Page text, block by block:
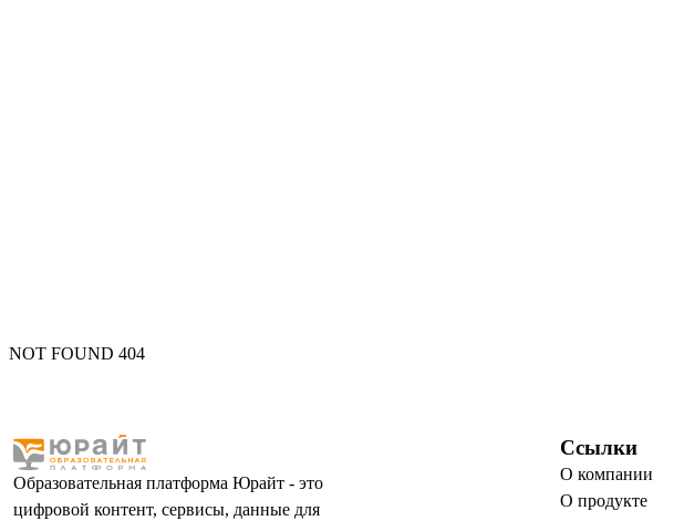
NOT FOUND 404
Образовательная платформа Юрайт - это
цифровой контент, сервисы, данные для
Ссылки
О компании
О продукте